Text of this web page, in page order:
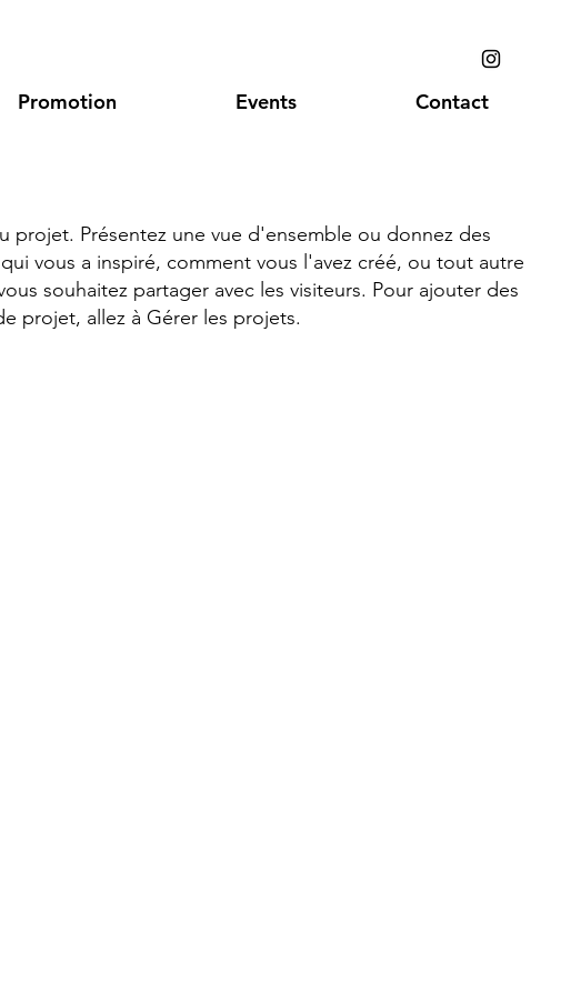
Promotion Events Contact
projet. Présentez une vue d'ensemble ou donnez des
vous a inspiré, comment vous l'avez créé, ou tout autre
souhaitez partager avec les visiteurs. Pour ajouter des
projet, allez à Gérer les projets.